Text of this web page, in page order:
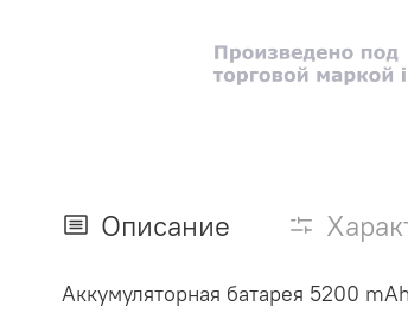
Описание
Аккумуляторная батарея 5200